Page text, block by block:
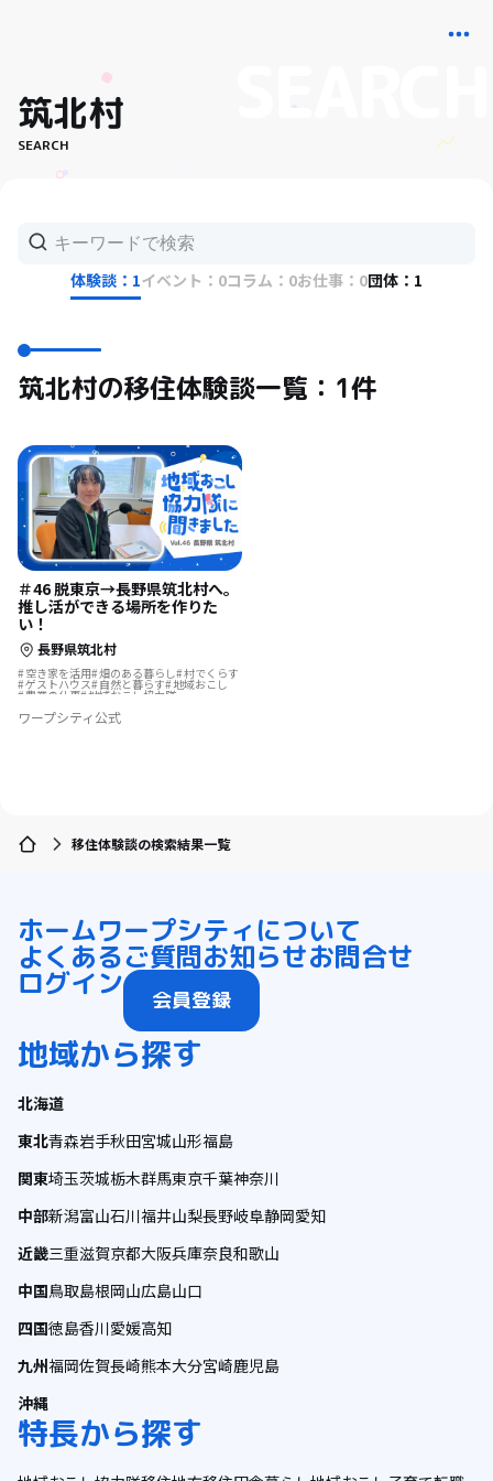
筑北村
SEARCH
体験談：1イベント：0コラム：0お仕事：0団体：1
筑北村の移住体験談一覧：1件
＃46 脱東京→長野県筑北村へ。
推し活ができる場所を作りた
い！
長野県筑北村
空き家を活用 畑のある暮らし 村でくらす
ゲストハウス 自然と暮らす 地域おこし
農業の仕事 地域おこし協力隊
ワープシティ公式
移住体験談の検索結果一覧
ホームワープシティについて
よくあるご質問お知らせお問合せ
ログイン 会員登録
地域から探す
北海道
東北青森岩手秋田宮城山形福島
関東埼玉茨城栃木群馬東京千葉神奈川
中部新潟富山石川福井山梨長野岐阜静岡愛知
近畿三重滋賀京都大阪兵庫奈良和歌山
中国鳥取島根岡山広島山口
四国徳島香川愛媛高知
九州福岡佐賀長崎熊本大分宮崎鹿児島
沖縄
特長から探す